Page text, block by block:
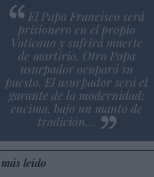
El Papa Francisco será
prisionero en el propio
Vaticano y sufrirá muerte
de martirio. Otro Papa
usurpador ocupará su
puesto. El usurpador será el
garante de la modernidad;
encima, bajo un manto de
tradición…
leído